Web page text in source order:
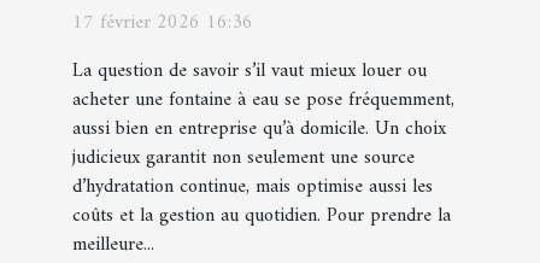
17 février 2026 16:36
La question de savoir s’il vaut mieux louer ou
acheter une fontaine à eau se pose fréquemment,
aussi bien en entreprise qu’à domicile. Un choix
judicieux garantit non seulement une source
d’hydratation continue, mais optimise aussi les
coûts et la gestion au quotidien. Pour prendre la
meilleure...